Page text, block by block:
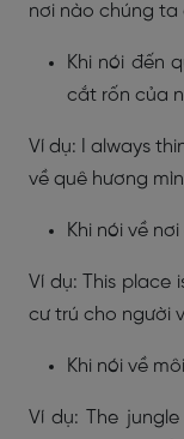
nơi nào chúng
Khi nói đến
cắt rốn của
Ví dụ: I always
về quê hương
Khi nói về
Ví dụ: This place
cư trú cho người
Khi nói về
Ví dụ: The